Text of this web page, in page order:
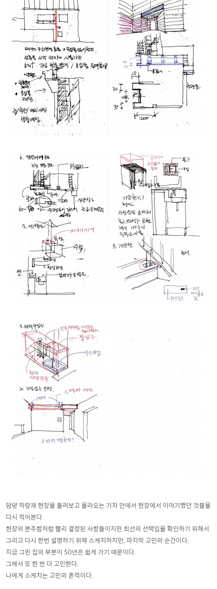
담양 하랑재 현장을 둘러보고 올라오는 기차 안에서 현장에서 이야기했던 것들을
다시 적어본다.
현장의 분주함처럼 빨리 결정된 사항들이지만 최선의 선택임을 확인하기 위해서
그리고 다시 한번 설명하기 위해 스케치하지만, 마지막 고민의 순간이다.
지금 그린 집의 부분이 50년은 쉽게 가기 때문이다.
그래서 또 한 번 더 고민한다.
나에게 스케치는 고민의 흔적이다.